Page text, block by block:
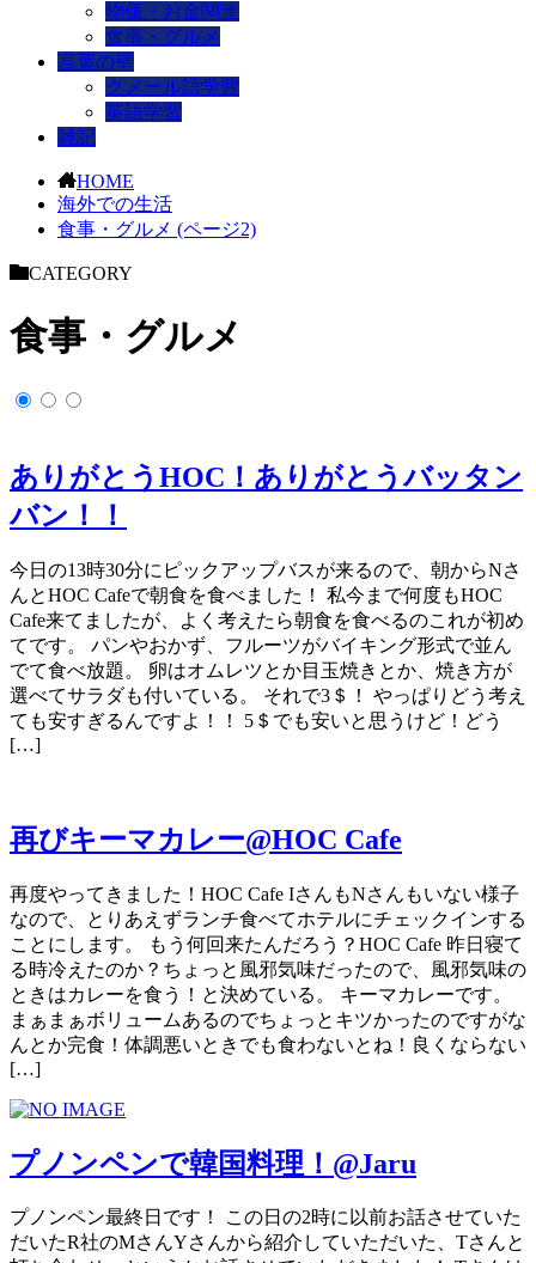
物価・お金関連
食事・グルメ
言葉の壁
クメール語学習
英語学習
雑記
HOME
海外での生活
食事・グルメ (ページ2)
CATEGORY
食事・グルメ
ありがとうHOC！ありがとうバッタン
バン！！
今日の13時30分にピックアップバスが来るので、朝からNさ
んとHOC Cafeで朝食を食べました！ 私今まで何度もHOC
Cafe来てましたが、よく考えたら朝食を食べるのこれが初め
てです。 パンやおかず、フルーツがバイキング形式で並ん
でて食べ放題。 卵はオムレツとか目玉焼きとか、焼き方が
選べてサラダも付いている。 それで3＄！ やっぱりどう考え
ても安すぎるんですよ！！ 5＄でも安いと思うけど！どう
[…]
再びキーマカレー@HOC Cafe
再度やってきました！HOC Cafe IさんもNさんもいない様子
なので、とりあえずランチ食べてホテルにチェックインする
ことにします。 もう何回来たんだろう？HOC Cafe 昨日寝て
る時冷えたのか？ちょっと風邪気味だったので、風邪気味の
ときはカレーを食う！と決めている。 キーマカレーです。
まぁまぁボリュームあるのでちょっとキツかったのですがな
んとか完食！体調悪いときでも食わないとね！良くならない
[…]
プノンペンで韓国料理！@Jaru
プノンペン最終日です！ この日の2時に以前お話させていた
だいたR社のMさんYさんから紹介していただいた、Tさんと